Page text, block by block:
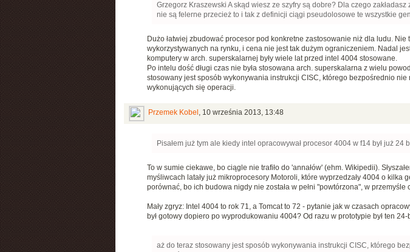
Grzegorz Kraszewski A skąd wiesz ze szyfry są dobre? Dla czego
nie są felerne przecież to i tak z definicji ciągi pseudolosowe te wszystkie
Dużo łatwiej zbudować procesor pod konkretne zastosowanie niż dla ludu. Nie
wykorzystywanych na rynku, i cena nie jest tak dużym ograniczeniem. Nadal
komputery w arch. superskalarnej były wiele lat przed intel 4004 stosowane.
Po intelu dość długi czas nie była stosowana arch. superskalarna z wielu
stosowany jest sposób wykonywania instrukcji CISC, którego bezpośrednio
wykonujących się operacji.
Przemek Kobel , 10 września 2013, 13:48
Pisałem już tym ale kiedy intel opracowywał procesor 4004 w f14 był już 24
To w sumie ciekawe, bo ciągle nie trafiło do 'annałów' (ehm. Wikipedii).
myśliwcach latały już mikroprocesory Motoroli, które wyprzedzały 4004 o kilka
porównać, bo ich budowa nigdy nie została w pełni "powtórzona", w przemyśle
Mały zgryz: Intel 4004 to rok 71, a Tomcat to 72 - pytanie jak w czasach
był gotowy dopiero po wyprodukowaniu 4004? Od razu w prototypie był ten 24-
aż do teraz stosowany jest sposób wykonywania instrukcji CISC, którego